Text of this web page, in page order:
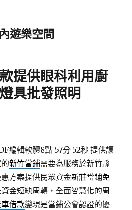
遊樂空間
提供眼科利用廚
具批發照明
編輯軟體8點 57分 52秒 提供讓
的新竹當鋪需要為服務於新竹縣
方案提供民眾資金新莊當鋪免
金短缺周轉，全面智慧化的周
借款變現是當鋪公會認證的優